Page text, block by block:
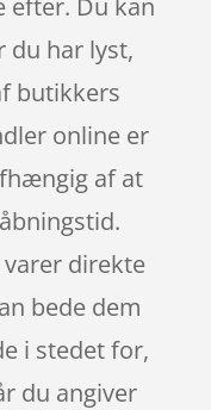
du har lyst,
butikkers
online er
af at
direkte
bede dem
i stedet for,
du angiver